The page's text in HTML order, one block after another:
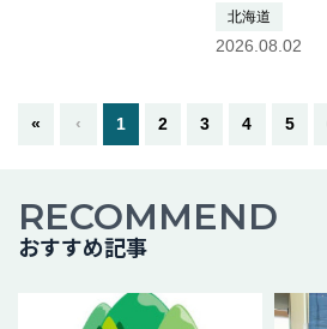
し、姿見平
の後、北海
ますが、お
北海道
2026.08.02
« ‹ 1 2 3 4 5
RECOMMEND
おすすめ記事